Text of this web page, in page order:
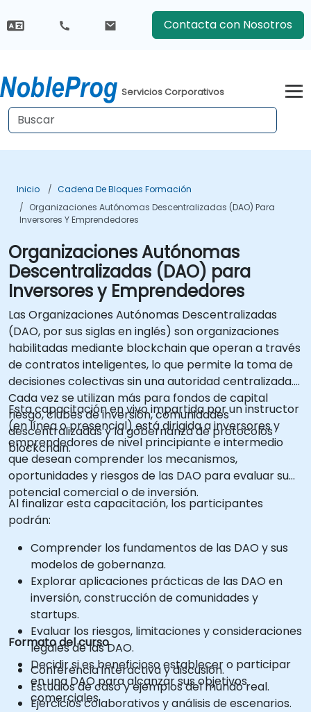
Contacta con Nosotros
Servicios Corporativos
Inicio
Cadena De Bloques Formación
Organizaciones Autónomas Descentralizadas (DAO) Para
Inversores Y Emprendedores
Organizaciones Autónomas
Descentralizadas (DAO) para
Inversores y Emprendedores
Las Organizaciones Autónomas Descentralizadas
(DAO, por sus siglas en inglés) son organizaciones
habilitadas mediante blockchain que operan a través
de contratos inteligentes, lo que permite la toma de
decisiones colectivas sin una autoridad centralizada.
Cada vez se utilizan más para fondos de capital
riesgo, clubes de inversión, comunidades
descentralizadas y la gobernanza de protocolos
blockchain.
Esta capacitación en vivo impartida por un instructor
(en línea o presencial) está dirigida a inversores y
emprendedores de nivel principiante e intermedio
que desean comprender los mecanismos,
oportunidades y riesgos de las DAO para evaluar su
potencial comercial o de inversión.
Al finalizar esta capacitación, los participantes
podrán:
Comprender los fundamentos de las DAO y sus
modelos de gobernanza.
Explorar aplicaciones prácticas de las DAO en
inversión, construcción de comunidades y
startups.
Evaluar los riesgos, limitaciones y consideraciones
legales de las DAO.
Decidir si es beneficioso establecer o participar
en una DAO para alcanzar sus objetivos
comerciales.
Formato del curso
Conferencia interactiva y discusión.
Estudios de caso y ejemplos del mundo real.
Ejercicios colaborativos y análisis de escenarios.